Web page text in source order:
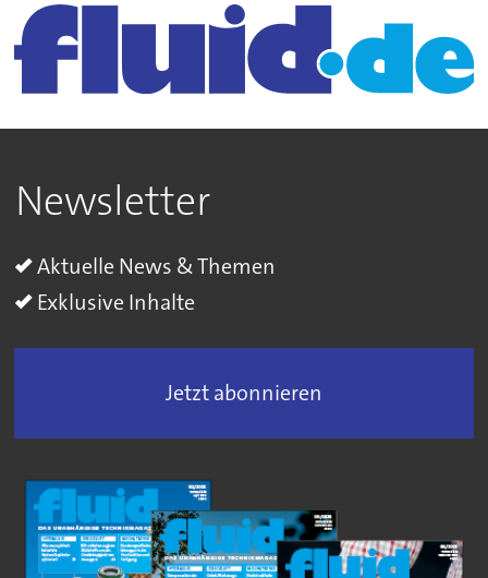
Newsletter
Aktuelle News & Themen
Exklusive Inhalte
Jetzt abonnieren